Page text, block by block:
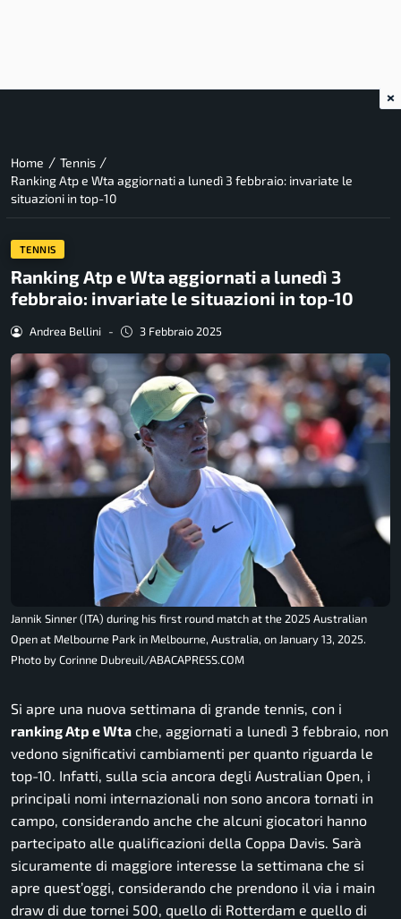
Home / Tennis /
Ranking Atp e Wta aggiornati a lunedì 3 febbraio: invariate le
situazioni in top-10
TENNIS
Ranking Atp e Wta aggiornati a lunedì 3
febbraio: invariate le situazioni in top-10
Andrea Bellini - 3 Febbraio 2025
Jannik Sinner (ITA) during his first round match at the 2025 Australian
Open at Melbourne Park in Melbourne, Australia, on January 13, 2025.
Photo by Corinne Dubreuil/ABACAPRESS.COM
Si apre una nuova settimana di grande tennis, con i
ranking Atp e Wta che, aggiornati a lunedì 3 febbraio, non
vedono significativi cambiamenti per quanto riguarda le
top-10. Infatti, sulla scia ancora degli Australian Open, i
principali nomi internazionali non sono ancora tornati in
campo, considerando anche che alcuni giocatori hanno
partecipato alle qualificazioni della Coppa Davis. Sarà
sicuramente di maggiore interesse la settimana che si
apre quest’oggi, considerando che prendono il via i main
draw di due tornei 500, quello di Rotterdam e quello di
×